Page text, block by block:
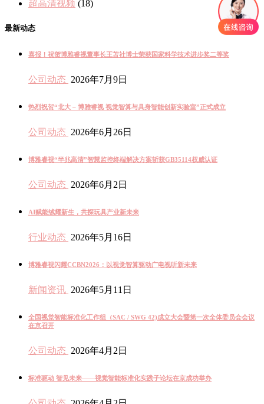
超高清视频 (18)
最新动态
喜报！祝贺博雅睿视董事长王苫社博士荣获国家科学技术进步奖二等奖
公司动态 2026年7月9日
热烈祝贺“北大 – 博雅睿视 视觉智算与具身智能创新实验室”正式成立
公司动态 2026年6月26日
博雅睿视“半兆高清”智慧监控终端解决方案斩获GB35114权威认证
公司动态 2026年6月2日
AI赋能绒耀新生，共探玩具产业新未来
行业动态 2026年5月16日
博雅睿视闪耀CCBN2026：以视觉智算驱动广电视听新未来
新闻资讯 2026年5月11日
全国视觉智能标准化工作组（SAC / SWG 42)成立大会暨第一次全体委员会会议
在京召开
公司动态 2026年4月2日
标准驱动 智见未来——视觉智能标准化实践子论坛在京成功举办